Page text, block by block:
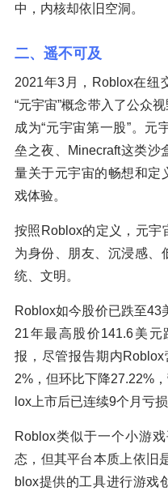
中，内核却依旧空洞。
二、遥不可及
2021年3月，Roblox在纽
“元宇宙”概念带入了公众
成为“元宇宙第一股”。元
垒之夜、Minecraft这类沙
量关于元宇宙的畅想和定
戏体验。
按照Roblox的定义，元宇
为身份、朋友、沉浸感、
统、文明。
Roblox如今股价已跌至43
21年最高股价141.6美
报，尽管报告期内
2%，但环比下降27.22%
lox上市后已连续9个月亏损
Roblox类似于一个小游
态，但其平台本质上依旧
blox提供的工具进行游戏